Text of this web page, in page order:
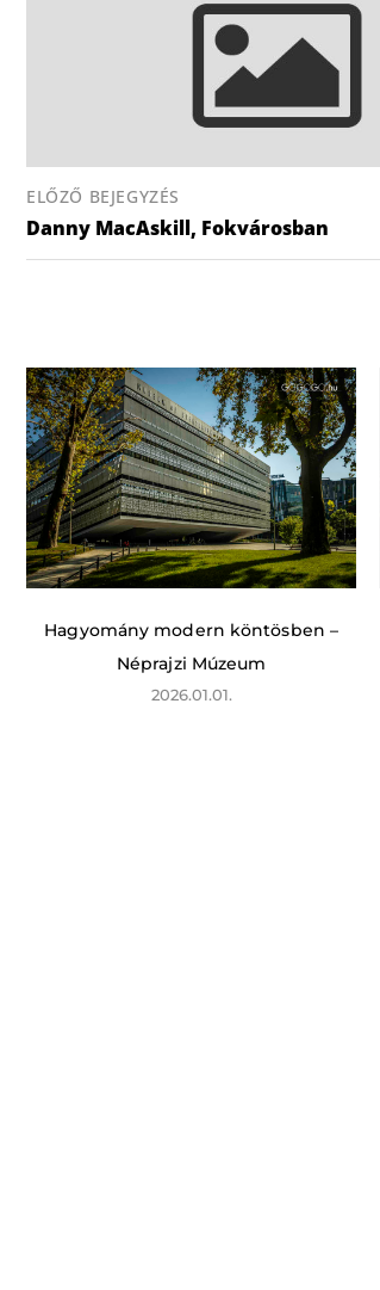
ELŐZŐ BEJEGYZÉS
Danny MacAskill, Fokvárosban
Hagyomány modern köntösben –
Néprajzi Múzeum
2026.01.01.